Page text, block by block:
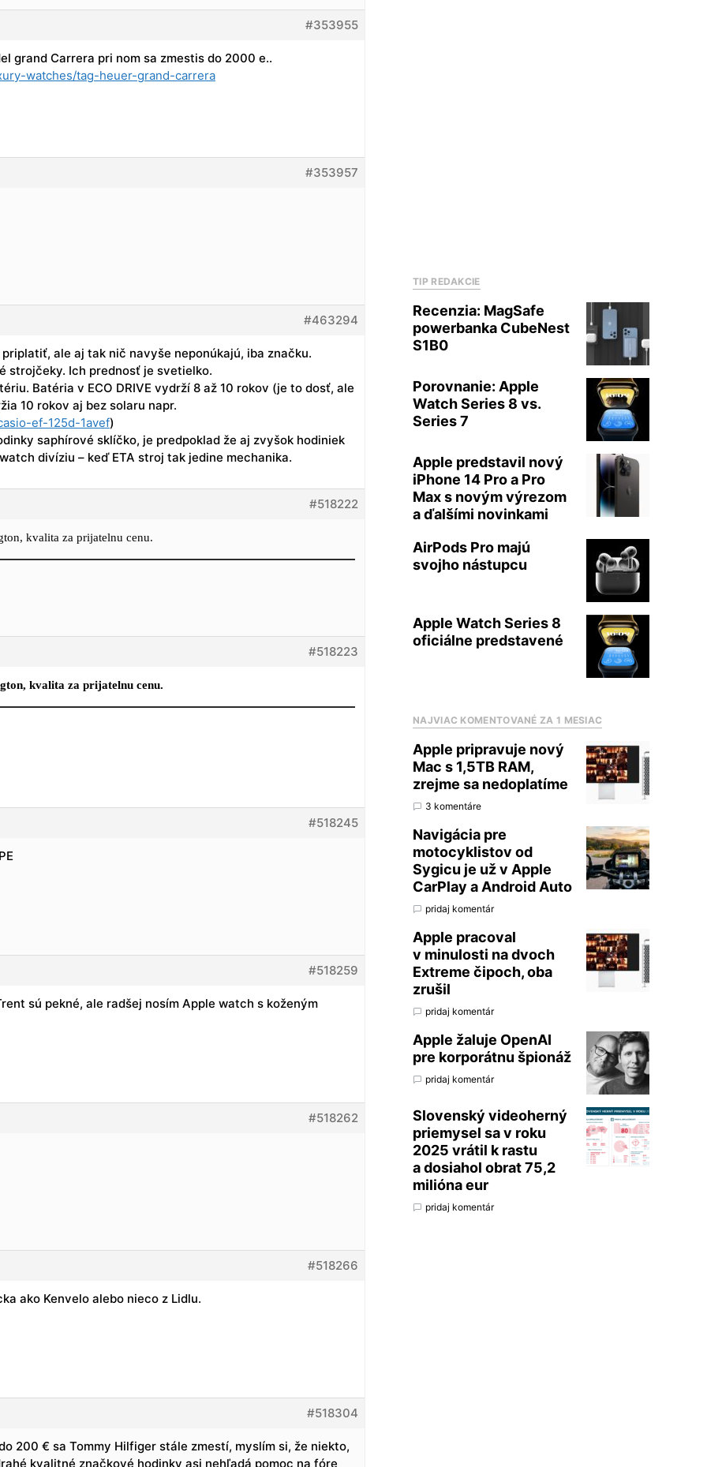
#353955
grand Carrera pri nom sa zmestis do 2000 e..
watches/tag-heuer-grand-carrera
#353957
#463294
ale aj tak nič navyše neponúkajú, iba značku.
strojčeky. Ich prednosť je svetielko.
Batéria v ECO DRIVE vydrží 8 až 10 rokov (je to dosť, ale
10 rokov aj bez solaru napr.
ef-125d-1avef)
saphírové sklíčko, je predpoklad že aj zvyšok hodiniek
divíziu – keď ETA stroj tak jedine mechanika.
#518222
kvalita za prijatelnu cenu.
#518223
kvalita za prijatelnu cenu.
#518245
#518259
sú pekné, ale radšej nosím Apple watch s koženým
#518262
#518266
ako Kenvelo alebo nieco z Lidlu.
#518304
200 € sa Tommy Hilfiger stále zmestí, myslím si, že niekto,
kvalitné značkové hodinky asi nehľadá pomoc na fóre
TIP REDAKCIE
Recenzia: MagSafe
powerbanka CubeNest
S1B0
Porovnanie: Apple
Watch Series 8 vs.
Series 7
Apple predstavil nový
iPhone 14 Pro a Pro
Max s novým výrezom
a ďalšími novinkami
AirPods Pro majú
svojho nástupcu
Apple Watch Series 8
oficiálne predstavené
NAJVIAC KOMENTOVANÉ ZA 1 MESIAC
Apple pripravuje nový
Mac s 1,5TB RAM,
zrejme sa nedoplatíme
3 komentáre
Navigácia pre
motocyklistov od
Sygicu je už v Apple
CarPlay a Android Auto
pridaj komentár
Apple pracoval
v minulosti na dvoch
Extreme čipoch, oba
zrušil
pridaj komentár
Apple žaluje OpenAI
pre korporátnu špionáž
pridaj komentár
Slovenský videoherný
priemysel sa v roku
2025 vrátil k rastu
a dosiahol obrat 75,2
milióna eur
pridaj komentár